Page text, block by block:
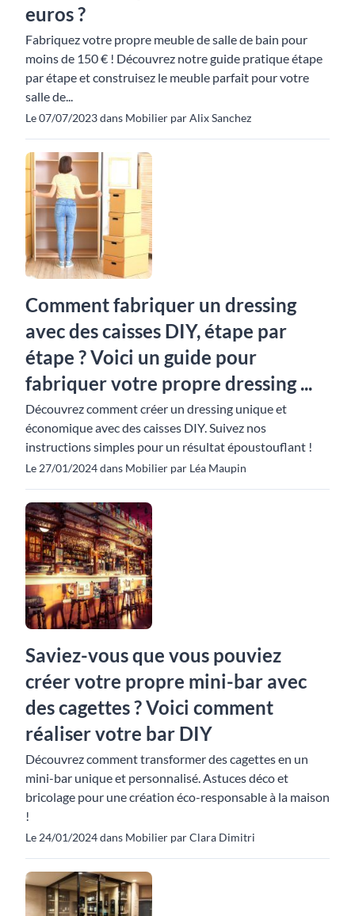
euros ?
Fabriquez votre propre meuble de salle de bain pour
moins de 150 € ! Découvrez notre guide pratique étape
par étape et construisez le meuble parfait pour votre
salle de...
Le 07/07/2023 dans Mobilier par Alix Sanchez
Comment fabriquer un dressing
avec des caisses DIY, étape par
étape ? Voici un guide pour
fabriquer votre propre dressing ...
Découvrez comment créer un dressing unique et
économique avec des caisses DIY. Suivez nos
instructions simples pour un résultat époustouflant !
Le 27/01/2024 dans Mobilier par Léa Maupin
Saviez-vous que vous pouviez
créer votre propre mini-bar avec
des cagettes ? Voici comment
réaliser votre bar DIY
Découvrez comment transformer des cagettes en un
mini-bar unique et personnalisé. Astuces déco et
bricolage pour une création éco-responsable à la maison
!
Le 24/01/2024 dans Mobilier par Clara Dimitri